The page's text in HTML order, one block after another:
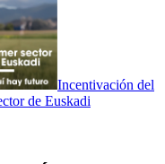
Incentivación del
de Euskadi